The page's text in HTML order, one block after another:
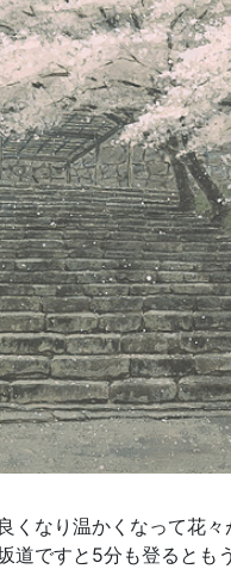
くなり温かくなって花
道ですと5分も登るとも